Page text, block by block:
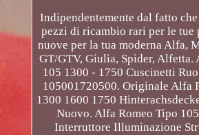
Indipendentemente dal fatto
pezzi di ricambio rari per le tue
nuove per la tua moderna Alfa,
GT/GTV, Giulia, Spider, Alfetta.
105 1300 - 1750 Cuscinetti
105001720500. Originale Alfa
1300 1600 1750
Nuovo. Alfa Romeo Tipo
Interruttore Illuminazione